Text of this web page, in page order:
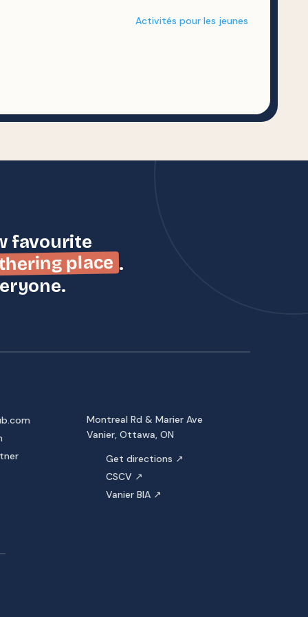
Activités pour les jeunes
favourite
place .
Montreal Rd & Marier Ave
Vanier, Ottawa, ON
Get directions ↗
CSCV ↗
Vanier BIA ↗